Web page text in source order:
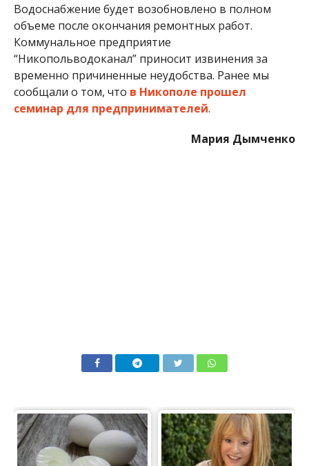
Водоснабжение будет возобновлено в полном
объеме после окончания ремонтных работ.
Коммунальное предприятие
“Никопольводоканал” приносит извинения за
временно причиненные неудобства. Ранее мы
сообщали о том, что в Никополе прошел
семинар для предпринимателей.
Мария Дымченко